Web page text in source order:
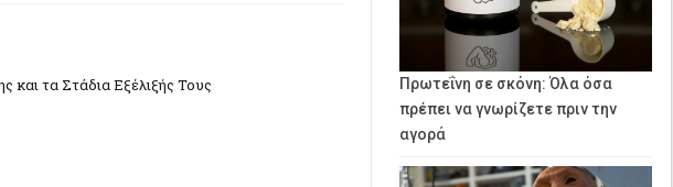
και τα Στάδια Εξέλιξής Τους
Πρωτεΐνη σε σκόνη: Όλα όσα
πρέπει να γνωρίζετε πριν την
αγορά